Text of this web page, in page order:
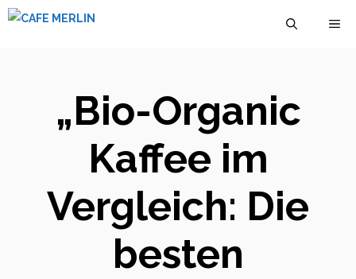
Zum
„Bio-Organic
Kaffee im
Vergleich: Die
besten